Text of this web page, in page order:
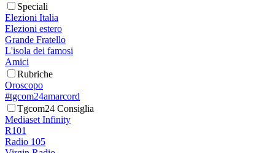
Speciali
Elezioni Italia
Elezioni estero
Grande Fratello
L'isola dei famosi
Amici
Rubriche
Oroscopo
#tgcom24amarcord
Tgcom24 Consiglia
Mediaset Infinity
R101
Radio 105